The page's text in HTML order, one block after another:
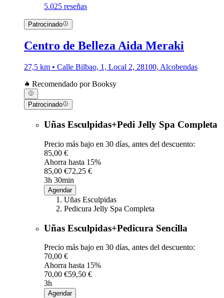
5.025 reseñas
Patrocinado
Centro de Belleza Aida Meraki
27,5 km • Calle Bilbao, 1, Local 2, 28100, Alcobendas
Recomendado por Booksy
Patrocinado
Uñas Esculpidas+Pedi Jelly Spa Completa
Precio más bajo en 30 días, antes del descuento:
85,00 €
Ahorra hasta 15%
85,00 €72,25 €
3h 30min
Agendar
Uñas Esculpidas
Pedicura Jelly Spa Completa
Uñas Esculpidas+Pedicura Sencilla
Precio más bajo en 30 días, antes del descuento:
70,00 €
Ahorra hasta 15%
70,00 €59,50 €
3h
Agendar